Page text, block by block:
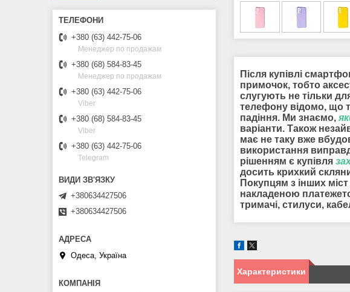
Після купівлі
примочок, тобто
слугують не тільки
телефону відомо, що
падіння. Ми знаємо,
варіанти. Також
має не таку вже
використання
рішенням є купівля
досить крихкий
Покупцям з інших
накладеною
тримачі, стилуси,
Характеристики
+380 (63) 442-75-06
Менеджер по продажам
+380 (68) 584-83-45
Менеджер по продажам
+380 (63) 442-75-06
Viber
+380 (68) 584-83-45
Viber
+380 (63) 442-75-06
Telegram
+380634427506
+380634427506
Одеса, Україна